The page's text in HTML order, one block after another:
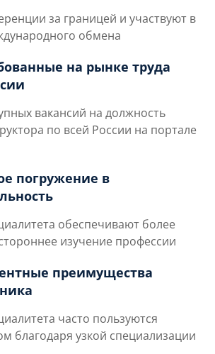
за границей и участвуют в
обмена
на рынке труда
вакансий на должность
по всей России на портале
погружение в
обеспечивают более
изучение профессии
преимущества
часто пользуются
благодаря узкой специализации